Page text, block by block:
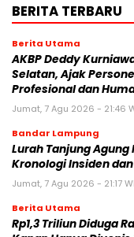
BERITA TERBARU
Berita Utama
AKBP Deddy
Selatan, Ajak
Profesional dan
Jumat, 7 Agu 2026 - 21:46
Bandar Lampung
Lurah Tanjung
Kronologi Insiden
Jumat, 7 Agu 2026 - 21:17
Berita Utama
Rp1,3 Triliun Diduga